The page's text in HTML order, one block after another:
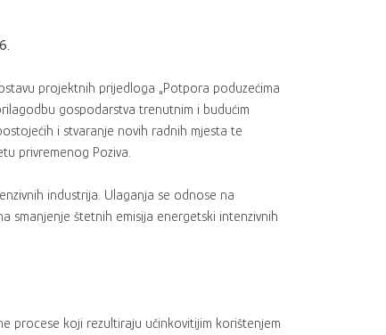
projektnih prijedloga „Potpora poduzećima
gospodarstva trenutnim i budućim
i stvaranje novih radnih mjesta te
privremenog Poziva.
industrija. Ulaganja se odnose na
smanjenje štetnih emisija energetski intenzivnih
procese koji rezultiraju učinkovitijim korištenjem